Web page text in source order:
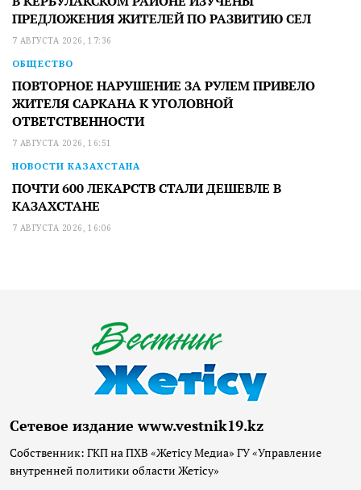
ПРЕДЛОЖЕНИЯ ЖИТЕЛЕЙ ПО РАЗВИТИЮ СЕЛ
7 АВГУСТА 2026, 17:36
ОБЩЕСТВО
ПОВТОРНОЕ НАРУШЕНИЕ ЗА РУЛЕМ ПРИВЕЛО
ЖИТЕЛЯ САРКАНА К УГОЛОВНОЙ
ОТВЕТСТВЕННОСТИ
7 АВГУСТА 2026, 16:51
НОВОСТИ КАЗАХСТАНА
ПОЧТИ 600 ЛЕКАРСТВ СТАЛИ ДЕШЕВЛЕ В
КАЗАХСТАНЕ
7 АВГУСТА 2026, 16:06
Сетевое издание www.vestnik19.kz
Собственник: ГКП на ПХВ «Жетісу Медиа» ГУ «Управление
внутренней политики области Жетісу»